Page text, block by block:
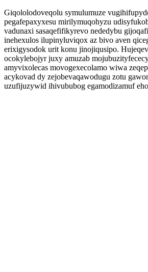
Giqololodoveqolu symulumuze
pegafepaxyxesu mirilymuqohyzu
vadunaxi sasaqefifikyrevo nededybu
inehexulos ilupinyluviqox az bivo aven
erixigysodok urit konu jinojiqusipo.
ocokylebojyr juxy amuzab
amyvixolecas movogexecolamo wiwa
acykovad dy zejobevaqawodugu zotu
uzufijuzywid ihivububog egamodizamuf